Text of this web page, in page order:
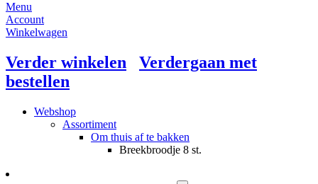
Menu
Account
Winkelwagen
Verder winkelen
Verdergaan met
bestellen
Webshop
Assortiment
Om thuis af te bakken
Breekbroodje 8 st.